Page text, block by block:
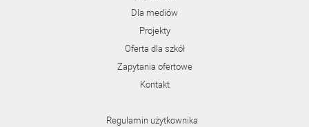
Dla mediów
Projekty
Oferta dla szkół
Zapytania ofertowe
Kontakt
Regulamin użytkownika